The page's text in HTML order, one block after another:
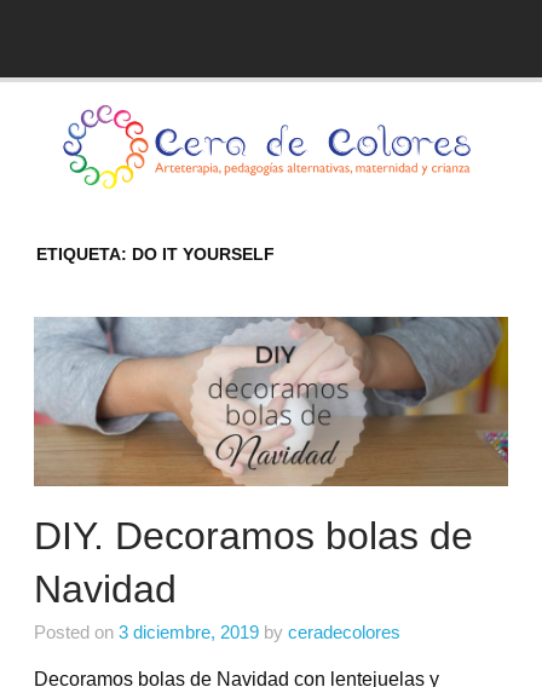
ETIQUETA: DO IT YOURSELF
DIY. Decoramos bolas de
Navidad
Posted on 3 diciembre, 2019 by ceradecolores
Decoramos bolas de Navidad con lentejuelas y